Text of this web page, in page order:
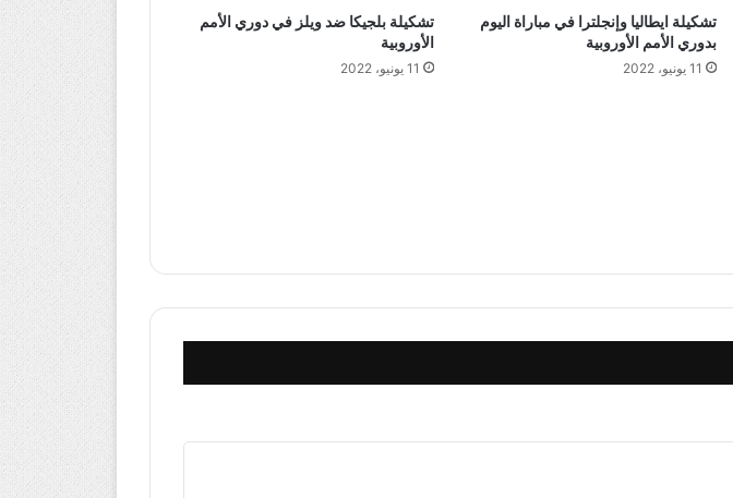
تشكيلة ايطاليا وإنجلترا في مباراة اليوم
بدوري الأمم الأوروبية
11 يونيو، 2022
تشكيلة بلجيكا ضد ويلز في دوري الأمم
الأوروبية
11 يونيو، 2022